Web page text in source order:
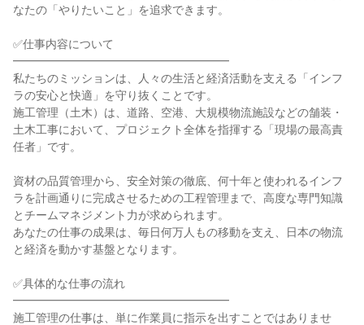
なたの「やりたいこと」を追求できます。
✅仕事内容について
━━━━━━━━━━━━━━━━━━━
私たちのミッションは、人々の生活と経済活動を支える「インフ
ラの安心と快適」を守り抜くことです。
施工管理（土木）は、道路、空港、大規模物流施設などの舗装・
土木工事において、プロジェクト全体を指揮する「現場の最高責
任者」です。
資材の品質管理から、安全対策の徹底、何十年と使われるインフ
ラを計画通りに完成させるための工程管理まで、高度な専門知識
とチームマネジメント力が求められます。
あなたの仕事の成果は、毎日何万人もの移動を支え、日本の物流
と経済を動かす基盤となります。
✅具体的な仕事の流れ
━━━━━━━━━━━━━━━━━━━
施工管理の仕事は、単に作業員に指示を出すことではありませ